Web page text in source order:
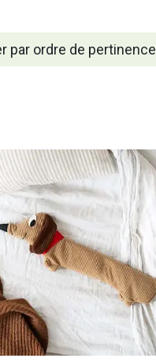
par ordre de pertinence